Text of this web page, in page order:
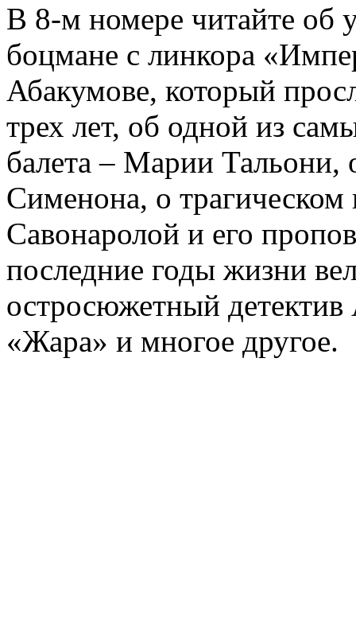
В 8-м номере читайте об
боцмане с линкора
Абакумове, который
трех лет, об одной из
балета – Марии
Сименона, о трагическом
Савонаролой и его
последние годы жизни
остросюжетный детектив
«Жара» и многое другое.